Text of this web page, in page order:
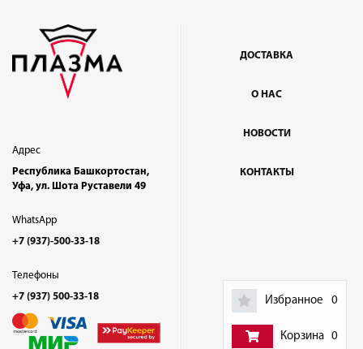
Избранное 0
Корзина 0
Адрес
Республика Башкортостан,
Уфа, ул. Шота Руставели 49
WhatsApp
+7 (937)-500-33-18
Телефоны
+7 (937) 500-33-18
ДОСТАВКА
О НАС
НОВОСТИ
КОНТАКТЫ